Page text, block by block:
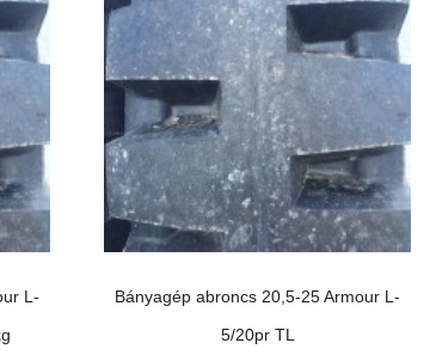
L-
Bányagép abroncs 20,5-25 Armour L-
5/20pr TL